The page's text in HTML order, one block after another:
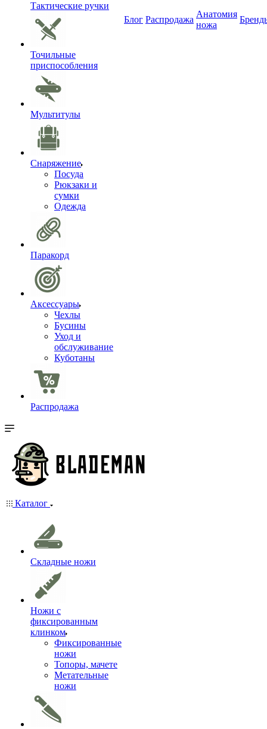
Тактические ручки
Точильные
приспособления
Мультитулы
Снаряжение
Посуда
Рюкзаки и
сумки
Одежда
Паракорд
Аксессуары
Чехлы
Бусины
Уход и
обслуживание
Куботаны
Распродажа
Блог Распродажа
Анатомия
ножа
Каталог
Складные ножи
Ножи с
фиксированным
клинком
Фиксированные
ножи
Топоры, мачете
Метательные
ножи